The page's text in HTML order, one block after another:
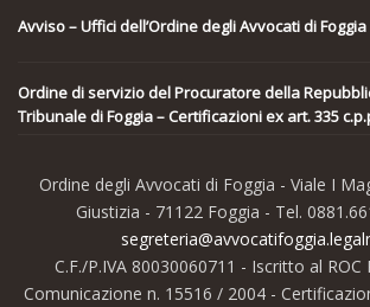
Avviso – Uffici dell’Ordine degli Avvocati di Foggia
Ordine di servizio del Procuratore della
Tribunale di Foggia – Certificazioni ex art. 335
Ordine degli Avvocati di Foggia - Viale I
Giustizia - 71122 Foggia - Tel.
C.F./P.IVA 80030060711 - Iscritto al ROC
Comunicazione n. 15516 / 2004 -